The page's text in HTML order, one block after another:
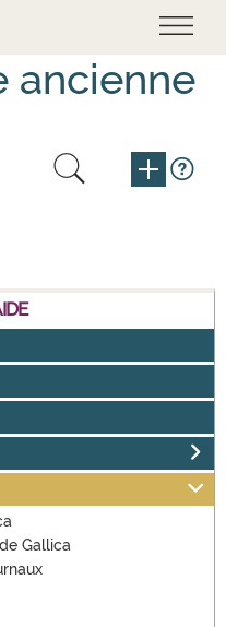
ancienne
Gallica